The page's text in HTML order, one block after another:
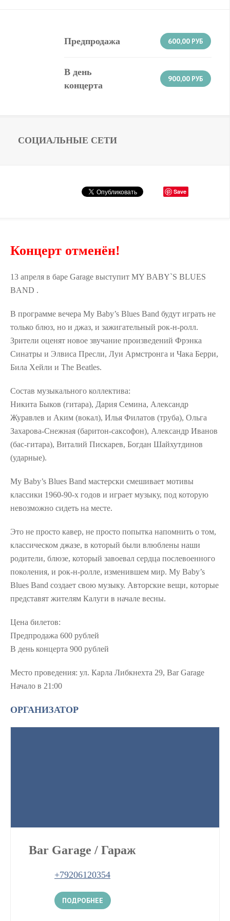
Предпродажа 600,00 РУБ
В день
концерта
900,00 РУБ
СОЦИАЛЬНЫЕ СЕТИ
Save
Концерт отменён!
13 апреля в баре Garage выступит MY BABY`S BLUES
BAND .
В программе вечера My Baby’s Blues Band будут играть не
только блюз, но и джаз, и зажигательный рок-н-ролл.
Зрители оценят новое звучание произведений Фрэнка
Синатры и Элвиса Пресли, Луи Армстронга и Чака Берри,
Била Хейли и The Beatles.
Состав музыкального коллектива:
Никита Быков (гитара), Дария Семина, Александр
Журавлев и Аким (вокал), Илья Филатов (труба), Ольга
Захарова-Снежная (баритон-саксофон), Александр Иванов
(бас-гитара), Виталий Пискарев, Богдан Шайхутдинов
(ударные).
My Baby’s Blues Band мастерски смешивает мотивы
классики 1960-90-х годов и играет музыку, под которую
невозможно сидеть на месте.
Это не просто кавер, не просто попытка напомнить о том,
классическом джазе, в который были влюблены наши
родители, блюзе, который завоевал сердца послевоенного
поколения, и рок-н-ролле, изменившем мир. My Baby’s
Blues Band создает свою музыку. Авторские вещи, которые
представят жителям Калуги в начале весны.
Цена билетов:
Предпродажа 600 рублей
В день концерта 900 рублей
Место проведения: ул. Карла Либкнехта 29, Bar Garage
Начало в 21:00
ОРГАНИЗАТОР
Bar Garage / Гараж
+79206120354
ПОДРОБНЕЕ